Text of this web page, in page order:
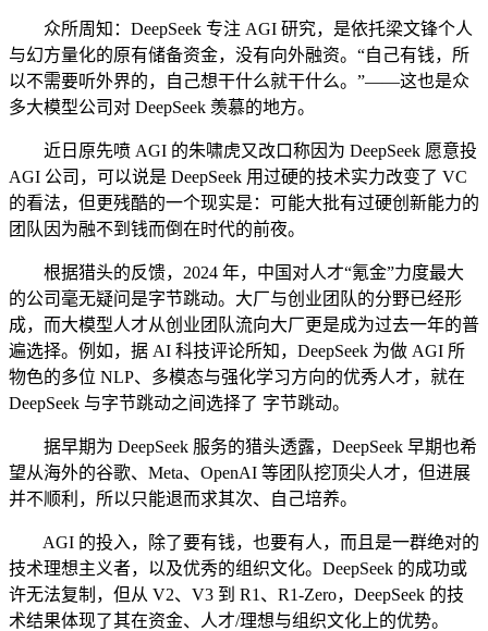
众所周知：DeepSeek 专注 AGI 研究，是依托梁文锋个人
与幻方量化的原有储备资金，没有向外融资。“自己有钱，所
以不需要听外界的，自己想干什么就干什么。”——这也是众
多大模型公司对 DeepSeek 羡慕的地方。
近日原先喷 AGI 的朱啸虎又改口称因为 DeepSeek 愿意投
AGI 公司，可以说是 DeepSeek 用过硬的技术实力改变了 VC
的看法，但更残酷的一个现实是：可能大批有过硬创新能力的
团队因为融不到钱而倒在时代的前夜。
根据猎头的反馈，2024 年，中国对人才“氪金”力度最大
的公司毫无疑问是字节跳动。大厂与创业团队的分野已经形
成，而大模型人才从创业团队流向大厂更是成为过去一年的普
遍选择。例如，据 AI 科技评论所知，DeepSeek 为做 AGI 所
物色的多位 NLP、多模态与强化学习方向的优秀人才，就在
DeepSeek 与字节跳动之间选择了 字节跳动。
据早期为 DeepSeek 服务的猎头透露，DeepSeek 早期也希
望从海外的谷歌、Meta、OpenAI 等团队挖顶尖人才，但进展
并不顺利，所以只能退而求其次、自己培养。
AGI 的投入，除了要有钱，也要有人，而且是一群绝对的
技术理想主义者，以及优秀的组织文化。DeepSeek 的成功或
许无法复制，但从 V2、V3 到 R1、R1-Zero，DeepSeek 的技
术结果体现了其在资金、人才/理想与组织文化上的优势。